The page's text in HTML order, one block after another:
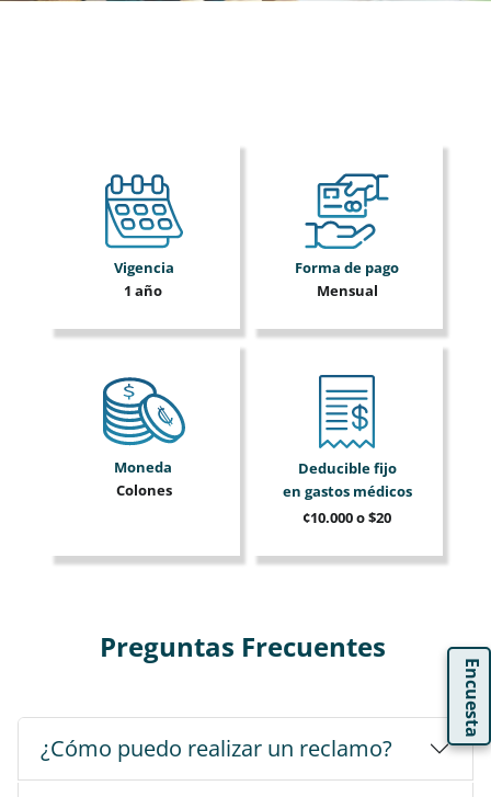
Encuesta
Vigencia
1 año
Forma de pago
Mensual
Moneda
Colones
Deducible fijo
en gastos médicos
¢10.000 o $20
Preguntas Frecuentes
¿Cómo puedo realizar un reclamo?